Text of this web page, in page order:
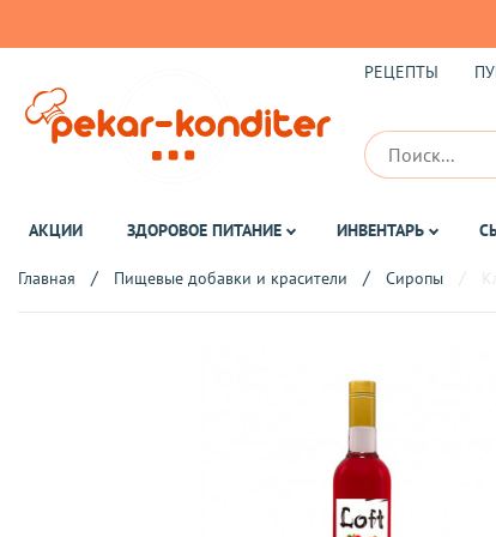
РЕЦЕПТЫ
АКЦИИ ЗДОРОВОЕ ПИТАНИЕ ИНВЕНТАРЬ
Главная Пищевые добавки и красители Сиропы